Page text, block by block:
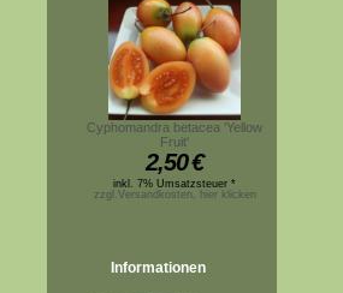
Cyphomandra betacea 'Yellow
Fruit'
2,50€
inkl. 7% Umsatzsteuer *
zzgl.Versandkosten, hier klicken
Informationen